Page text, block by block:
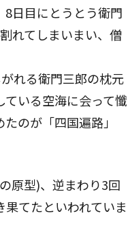
日目にとうとう衛門
れてしまいまい、僧
れる衛門三郎の枕元
いる空海に会って懺
のが「四国遍路」
原型)、逆まわり3回
てたといわれていま